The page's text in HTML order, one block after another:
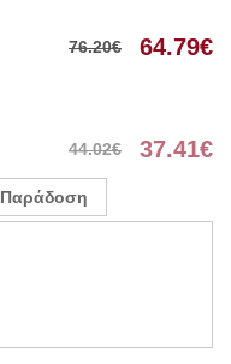
76.20€ 64.79€
44.02€ 37.41€
Παράδοση